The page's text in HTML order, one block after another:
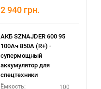
2 940 грн.
АКБ SZNAJDER 600 95
100Ач 850А (R+) -
супермощный
аккумулятор для
спецтехники
Ёмкость: 100